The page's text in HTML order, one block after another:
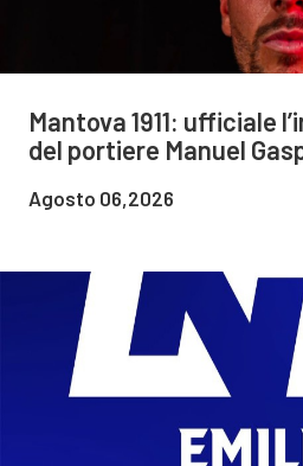
Mantova 1911: ufficiale
del portiere Manuel
Agosto 06,2026